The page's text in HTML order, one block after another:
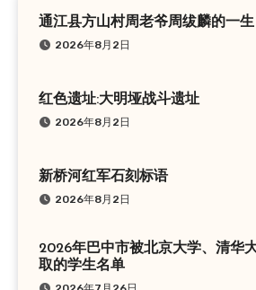
通江县方山村周老爷周绂麟的一生
2026年8月2日
红色遗址:大明垭战斗遗址
2026年8月2日
新桥河红军石刻标语
2026年8月2日
2026年巴中市被北京大学、清华
取的学生名单